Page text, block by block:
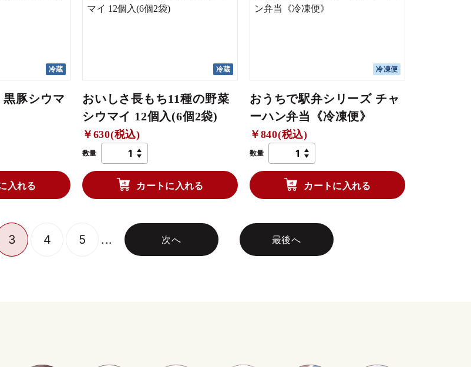
冷蔵
豚シウマ
入れる
冷蔵
おいしさ長もち11種の野菜
シウマイ 12個入(6個2袋)
￥630(税込)
数量
カートに入れる
冷凍便
おうちで駅弁シリーズ チャ
ーハン弁当《冷凍便》
￥840(税込)
数量
カートに入れる
3 4 5 ... 次へ 最後へ